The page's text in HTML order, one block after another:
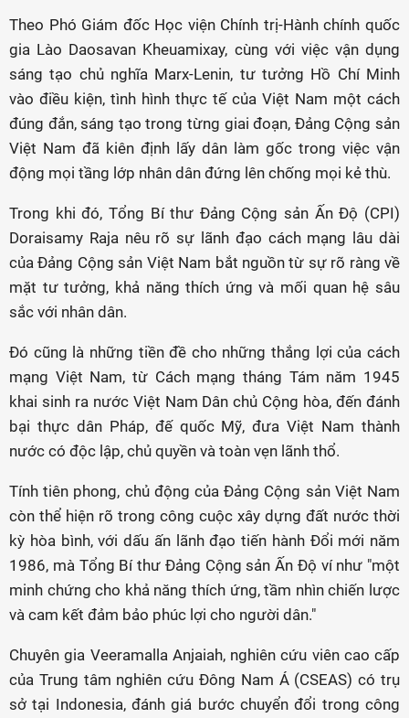
Theo Phó Giám đốc Học viện Chính trị-Hành chính quốc
gia Lào Daosavan Kheuamixay, cùng với việc vận dụng
sáng tạo chủ nghĩa Marx-Lenin, tư tưởng Hồ Chí Minh
vào điều kiện, tình hình thực tế của Việt Nam một cách
đúng đắn, sáng tạo trong từng giai đoạn, Đảng Cộng sản
Việt Nam đã kiên định lấy dân làm gốc trong việc vận
động mọi tầng lớp nhân dân đứng lên chống mọi kẻ thù.
Trong khi đó, Tổng Bí thư Đảng Cộng sản Ấn Độ (CPI)
Doraisamy Raja nêu rõ sự lãnh đạo cách mạng lâu dài
của Đảng Cộng sản Việt Nam bắt nguồn từ sự rõ ràng về
mặt tư tưởng, khả năng thích ứng và mối quan hệ sâu
sắc với nhân dân.
Đó cũng là những tiền đề cho những thắng lợi của cách
mạng Việt Nam, từ Cách mạng tháng Tám năm 1945
khai sinh ra nước Việt Nam Dân chủ Cộng hòa, đến đánh
bại thực dân Pháp, đế quốc Mỹ, đưa Việt Nam thành
nước có độc lập, chủ quyền và toàn vẹn lãnh thổ.
Tính tiên phong, chủ động của Đảng Cộng sản Việt Nam
còn thể hiện rõ trong công cuộc xây dựng đất nước thời
kỳ hòa bình, với dấu ấn lãnh đạo tiến hành Đổi mới năm
1986, mà Tổng Bí thư Đảng Cộng sản Ấn Độ ví như "một
minh chứng cho khả năng thích ứng, tầm nhìn chiến lược
và cam kết đảm bảo phúc lợi cho người dân."
Chuyên gia Veeramalla Anjaiah, nghiên cứu viên cao cấp
của Trung tâm nghiên cứu Đông Nam Á (CSEAS) có trụ
sở tại Indonesia, đánh giá bước chuyển đổi trong công